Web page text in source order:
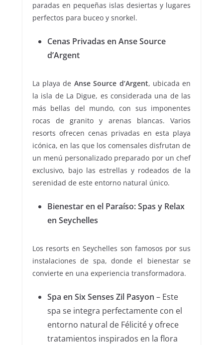
paradas en pequeñas islas desiertas y lugares
perfectos para buceo y snorkel.
Cenas Privadas en Anse Source
d’Argent
La playa de Anse Source d’Argent, ubicada en
la isla de La Digue, es considerada una de las
más bellas del mundo, con sus imponentes
rocas de granito y arenas blancas. Varios
resorts ofrecen cenas privadas en esta playa
icónica, en las que los comensales disfrutan de
un menú personalizado preparado por un chef
exclusivo, bajo las estrellas y rodeados de la
serenidad de este entorno natural único.
Bienestar en el Paraíso: Spas y Relax
en Seychelles
Los resorts en Seychelles son famosos por sus
instalaciones de spa, donde el bienestar se
convierte en una experiencia transformadora.
Spa en Six Senses Zil Pasyon – Este
spa se integra perfectamente con el
entorno natural de Félicité y ofrece
tratamientos inspirados en la flora